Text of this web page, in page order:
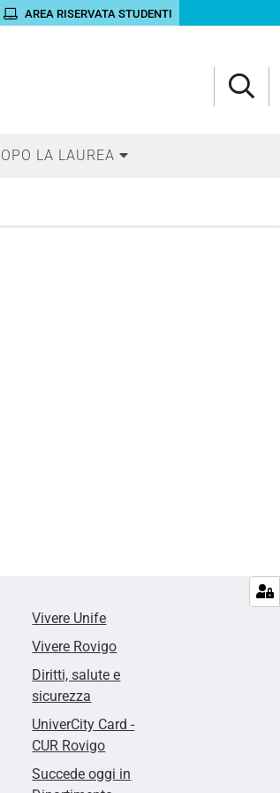
AREA RISERVATA STUDENTI
LA LAUREA
Vivere Unife
Vivere Rovigo
Diritti, salute e
sicurezza
UniverCity Card -
CUR Rovigo
Succede oggi in